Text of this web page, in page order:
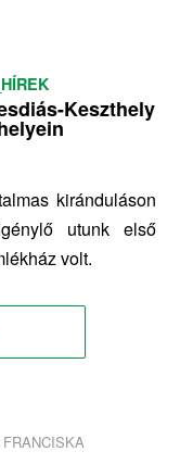
Keszthely
kiránduláson
utunk első
volt.